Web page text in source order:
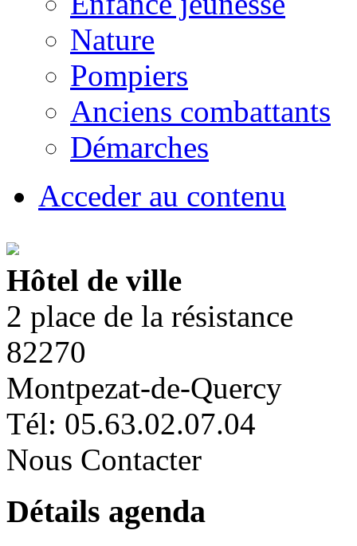
Nature
Pompiers
Anciens combattants
Démarches
Acceder au contenu
Hôtel de ville
2 place de la résistance
82270
Montpezat-de-Quercy
Tél: 05.63.02.07.04
Nous Contacter
Détails agenda